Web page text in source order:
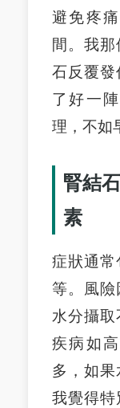
避免疼
間。我
石反覆發
了好一
理，不如
腎結
素
症狀通常
等。風險
水分攝
疾病如
多，如
我覺得特